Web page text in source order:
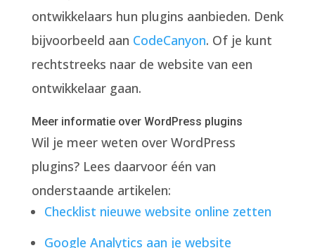
ontwikkelaars hun plugins aanbieden. Denk
bijvoorbeeld aan CodeCanyon. Of je kunt
rechtstreeks naar de website van een
ontwikkelaar gaan.
Meer informatie over WordPress plugins
Wil je meer weten over WordPress
plugins? Lees daarvoor één van
onderstaande artikelen:
Checklist nieuwe website online zetten
Google Analytics aan je website